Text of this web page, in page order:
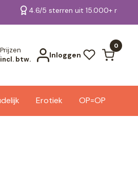
4.6/5 sterren uit 15.000+
Prijzen
incl. btw.
Inloggen
0
Erotiek OP=OP
alle resultaten